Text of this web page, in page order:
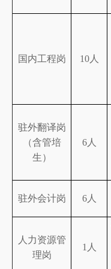
国内工程岗 10人
驻外翻译岗
（含管培
生）
6人
驻外会计岗 6人
人力资源管
理岗
1 人